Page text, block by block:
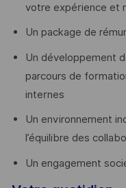
votre expérience et
Un package de
Un développement
parcours de
internes
Un environnement
l’équilibre des
Un engagement